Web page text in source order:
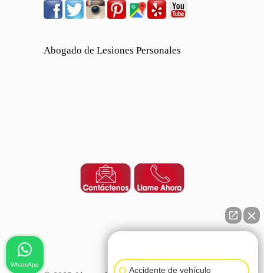
Abogado de Lesiones Personales
Accidente de vehículo
WhatsApp